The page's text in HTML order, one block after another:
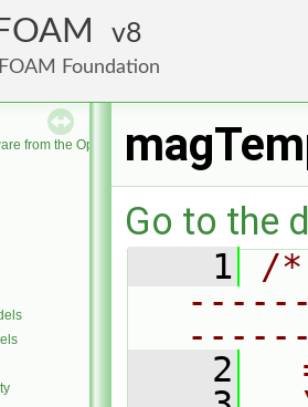
8
Foundation
from the OpenFOAM Foundation
Go to the
    1
/
    2